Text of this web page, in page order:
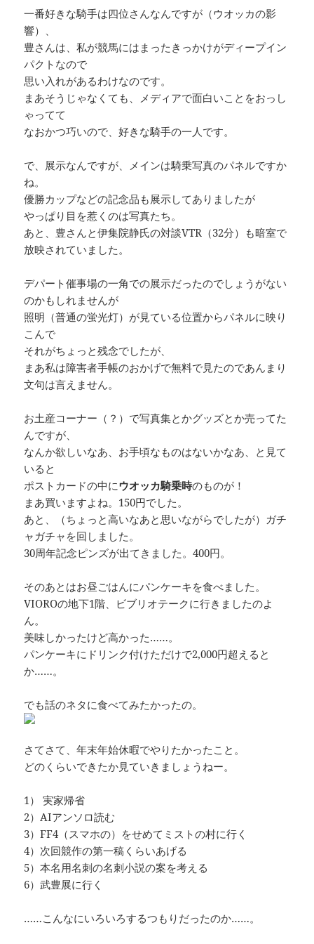
一番好きな騎手は四位さんなんですが（ウオッカの影
響）、
豊さんは、私が競馬にはまったきっかけがディープイン
パクトなので
思い入れがあるわけなのです。
まあそうじゃなくても、メディアで面白いことをおっし
ゃってて
なおかつ巧いので、好きな騎手の一人です。
で、展示なんですが、メインは騎乗写真のパネルですか
ね。
優勝カップなどの記念品も展示してありましたが
やっぱり目を惹くのは写真たち。
あと、豊さんと伊集院静氏の対談VTR（32分）も暗室で
放映されていました。
デパート催事場の一角での展示だったのでしょうがない
のかもしれませんが
照明（普通の蛍光灯）が見ている位置からパネルに映り
こんで
それがちょっと残念でしたが、
まあ私は障害者手帳のおかげで無料で見たのであんまり
文句は言えません。
お土産コーナー（？）で写真集とかグッズとか売ってた
んですが、
なんか欲しいなあ、お手頃なものはないかなあ、と見て
いると
ポストカードの中にウオッカ騎乗時のものが！
まあ買いますよね。150円でした。
あと、（ちょっと高いなあと思いながらでしたが）ガチ
ャガチャを回しました。
30周年記念ピンズが出てきました。400円。
そのあとはお昼ごはんにパンケーキを食べました。
VIOROの地下1階、ビブリオテークに行きましたのよ
ん。
美味しかったけど高かった……。
パンケーキにドリンク付けただけで2,000円超えると
か……。
でも話のネタに食べてみたかったの。
さてさて、年末年始休暇でやりたかったこと。
どのくらいできたか見ていきましょうねー。
1） 実家帰省
2）AIアンソロ読む
3）FF4（スマホの）をせめてミストの村に行く
4）次回競作の第一稿くらいあげる
5）本名用名刺の名刺小説の案を考える
6）武豊展に行く
……こんなにいろいろするつもりだったのか……。